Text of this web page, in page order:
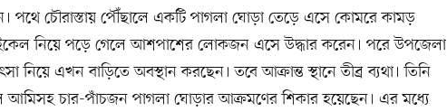
পথে চৌরাস্তায় পৌঁছালে একটি পাগলা ঘোড়া তেড়ে এসে কোমরে কামড়
নিয়ে পড়ে গেলে আশপাশের লোকজন এসে উদ্ধার করেন। পরে উপজেলা
নিয়ে এখন বাড়িতে অবস্থান করছেন। তবে আক্রান্ত স্থানে তীব্র ব্যথা। তিনি
চার-পাঁচজন পাগলা ঘোড়ার আক্রমণের শিকার হয়েছেন। এর মধ্যে